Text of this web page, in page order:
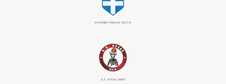
ΕΛΛΗΝΙΚΗ ΟΜΑΔΑ SOCCA
Α.Σ. ΑΤΛΑΣ ΑΜΕΑ